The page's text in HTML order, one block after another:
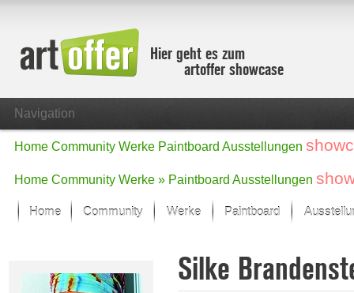
Hier geht es zum
artoffer showcase
Navigation
Home Community Werke Paintboard Ausstellungen
Home Community Werke » Paintboard Ausstellungen
Home Community Werke
Der letzte Monat im Fokus
Alle Fokus-Werke
Paintboard
Silke